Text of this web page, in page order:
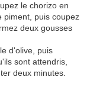
le chorizo en
piment, puis coupez
deux gousses
d'olive, puis
sont attendris,
deux minutes.